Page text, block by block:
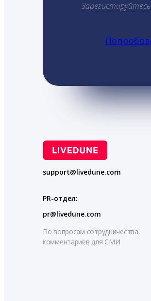
support@livedune.com
PR-отдел:
pr@livedune.com
По вопросам сотрудничества,
комментариев для СМИ